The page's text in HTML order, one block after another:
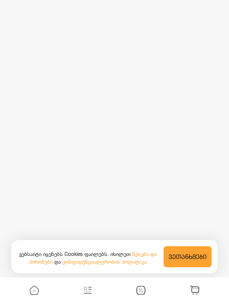
ვებსაიტი იყენებს Cookies ფაილებს. იხილეთ წესები და
პირობები და კონფიდენციალურობის პოლიტიკა
ᲕᲔᲗᲐᲜᲮᲛᲔᲑᲘ